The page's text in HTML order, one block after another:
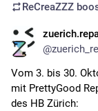
ReCreaZZZ
@
Vom 3. bis 30.
mit PrettyGood
des HB Zürich: